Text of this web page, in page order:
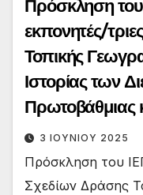
Πρόσκληση
εκπονητές/
Τοπικής
Ιστορίας των
Πρωτοβάθμιας
Εκπαίδευσης σε
επιμορφωτική
3 ΙΟΥΝΊΟΥ 2025
Πρόσκληση του
Σχεδίων Δράσης